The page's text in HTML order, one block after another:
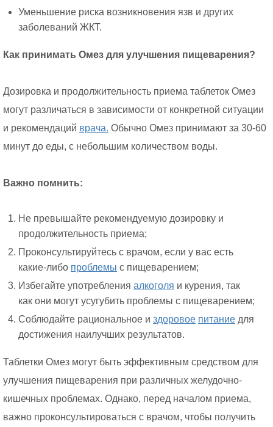
Уменьшение риска возникновения язв и других
заболеваний ЖКТ.
Как принимать Омез для улучшения пищеварения?
Дозировка и продолжительность приема таблеток Омез
могут различаться в зависимости от конкретной ситуации
и рекомендаций врача. Обычно Омез принимают за 30-60
минут до еды, с небольшим количеством воды.
Важно помнить:
Не превышайте рекомендуемую дозировку и
продолжительность приема;
Проконсультируйтесь с врачом, если у вас есть
какие-либо проблемы с пищеварением;
Избегайте употребления алкоголя и курения, так
как они могут усугубить проблемы с пищеварением;
Соблюдайте рациональное и здоровое питание для
достижения наилучших результатов.
Таблетки Омез могут быть эффективным средством для
улучшения пищеварения при различных желудочно-
кишечных проблемах. Однако, перед началом приема,
важно проконсультироваться с врачом, чтобы получить